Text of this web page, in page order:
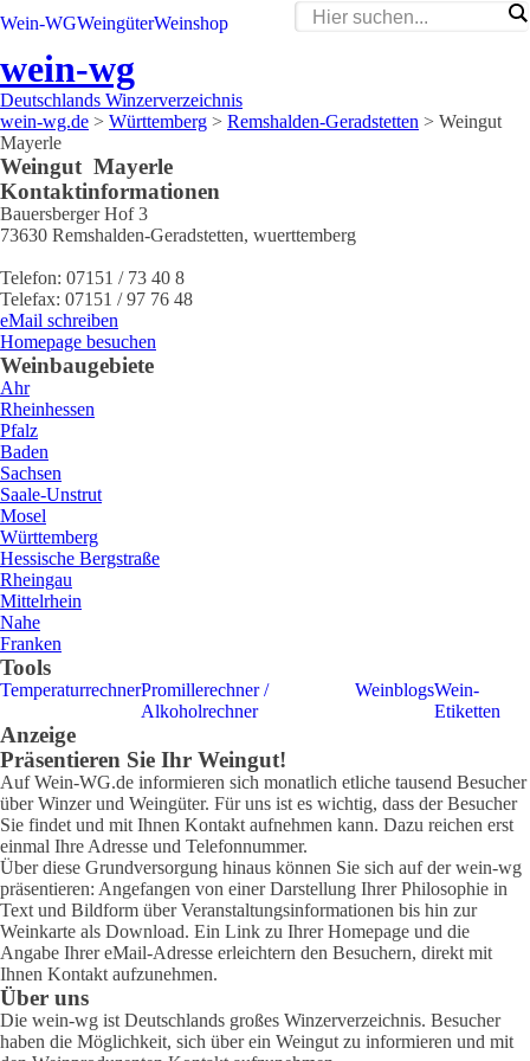
Wein-WGWeingüterWeinshop
wein-wg
Deutschlands Winzerverzeichnis
wein-wg.de > Württemberg > Remshalden-Geradstetten > Weingut
Mayerle
Weingut Mayerle
Kontaktinformationen
Bauersberger Hof 3
73630 Remshalden-Geradstetten, wuerttemberg
Telefon: 07151 / 73 40 8
Telefax: 07151 / 97 76 48
eMail schreiben
Homepage besuchen
Weinbaugebiete
Ahr
Rheinhessen
Pfalz
Baden
Sachsen
Saale-Unstrut
Mosel
Württemberg
Hessische Bergstraße
Rheingau
Mittelrhein
Nahe
Franken
Tools
TemperaturrechnerPromillerechner /
Alkoholrechner
WeinblogsWein-
Etiketten
Anzeige
Präsentieren Sie Ihr Weingut!
Auf Wein-WG.de informieren sich monatlich etliche tausend Besucher
über Winzer und Weingüter. Für uns ist es wichtig, dass der Besucher
Sie findet und mit Ihnen Kontakt aufnehmen kann. Dazu reichen erst
einmal Ihre Adresse und Telefonnummer.
Über diese Grundversorgung hinaus können Sie sich auf der wein-wg
präsentieren: Angefangen von einer Darstellung Ihrer Philosophie in
Text und Bildform über Veranstaltungsinformationen bis hin zur
Weinkarte als Download. Ein Link zu Ihrer Homepage und die
Angabe Ihrer eMail-Adresse erleichtern den Besuchern, direkt mit
Ihnen Kontakt aufzunehmen.
Über uns
Die wein-wg ist Deutschlands großes Winzerverzeichnis. Besucher
haben die Möglichkeit, sich über ein Weingut zu informieren und mit